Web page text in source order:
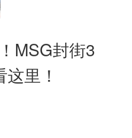
MSG封街3
里！